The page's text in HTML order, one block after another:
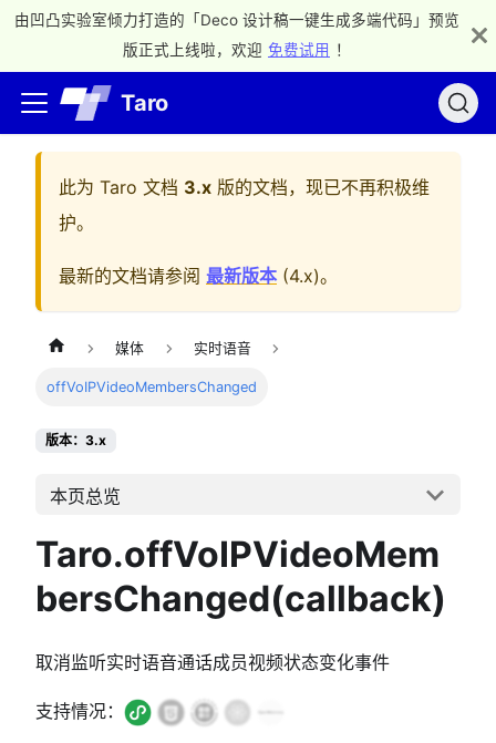
由凹凸实验室倾力打造的「Deco 设计稿一键生成多端代码」预览
版正式上线啦，欢迎 免费试用 ！
Taro
此为 Taro 文档 3.x 版的文档，现已不再积极维
护。
最新的文档请参阅 最新版本 (4.x)。
媒体 实时语音
offVoIPVideoMembersChanged
版本：3.x
本页总览
Taro.offVoIPVideoMem
bersChanged(callback)
取消监听实时语音通话成员视频状态变化事件
支持情况：